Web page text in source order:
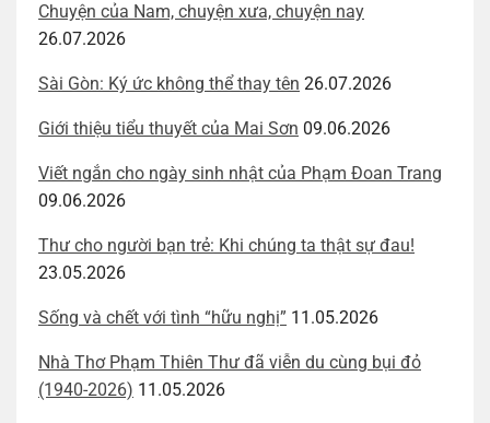
Chuyện của Nam, chuyện xưa, chuyện nay
26.07.2026
Sài Gòn: Ký ức không thể thay tên 26.07.2026
Giới thiệu tiểu thuyết của Mai Sơn 09.06.2026
Viết ngắn cho ngày sinh nhật của Phạm Đoan Trang
09.06.2026
Thư cho người bạn trẻ: Khi chúng ta thật sự đau!
23.05.2026
Sống và chết với tình “hữu nghị” 11.05.2026
Nhà Thơ Phạm Thiên Thư đã viễn du cùng bụi đỏ
(1940-2026) 11.05.2026